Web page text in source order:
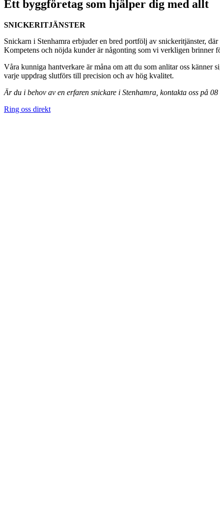
Ett byggföretag som hjälper dig med allt
SNICKERITJÄNSTER
Snickarn i Stenhamra erbjuder en bred portfölj av snickeritjänster,
Kompetens och nöjda kunder är någonting som vi verkligen brinner
Våra kunniga hantverkare är måna om att du som anlitar oss känner
varje uppdrag slutförs till precision och av hög kvalitet.
Är du i behov av en erfaren snickare i Stenhamra, kontakta oss på
Ring oss direkt